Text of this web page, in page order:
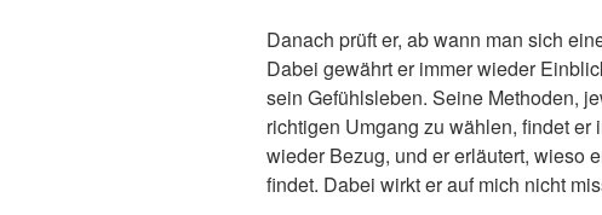
Danach prüft er, ab wann man sich
Dabei gewährt er immer wieder
sein Gefühlsleben. Seine Methoden,
richtigen Umgang zu wählen, findet er
wieder Bezug, und er erläutert, wieso
findet. Dabei wirkt er auf mich nicht